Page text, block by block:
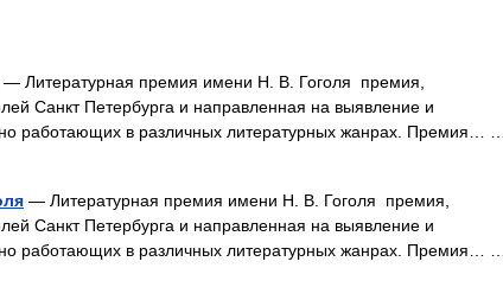
— Литературная премия имени Н. В. Гоголя премия,
Санкт Петербурга и направленная на выявление и
работающих в различных литературных жанрах. Премия… …
— Литературная премия имени Н. В. Гоголя премия,
Санкт Петербурга и направленная на выявление и
работающих в различных литературных жанрах. Премия… …